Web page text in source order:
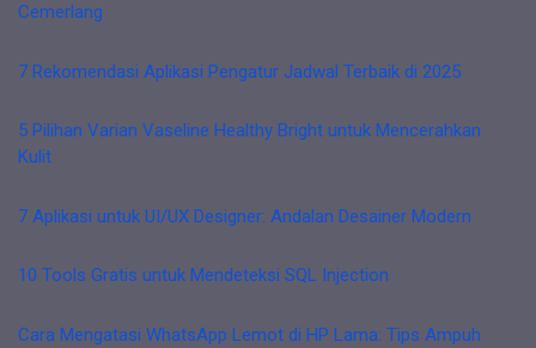
Cemerlang
7 Rekomendasi Aplikasi Pengatur Jadwal Terbaik di 2025
5 Pilihan Varian Vaseline Healthy Bright untuk Mencerahkan
Kulit
7 Aplikasi untuk UI/UX Designer: Andalan Desainer Modern
10 Tools Gratis untuk Mendeteksi SQL Injection
Cara Mengatasi WhatsApp Lemot di HP Lama: Tips Ampuh